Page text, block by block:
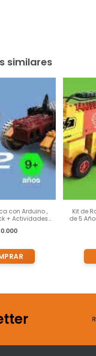
similares
con Arduino ,
+ Actividades
Adelante
Kit de
de 5